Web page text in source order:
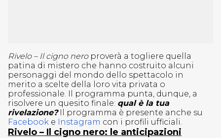
Rivelo – Il cigno neroproverà a togliere quella
patina di mistero che hanno costruito alcuni
personaggi del mondo dello spettacolo in
merito a scelte della loro vita privata o
professionale. Il programma punta, dunque, a
risolvere un quesito finale: qual è la tua
rivelazione?Il programma è presente anche su
Facebook e Instagram con i profili ufficiali.
Rivelo – Il cigno nero: le anticipazioni